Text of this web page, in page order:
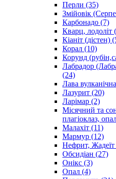
Перли (35)
Змійовік
Карбонадо (7)
Кварц, лодоліт
Кіаніт (дістен)
Корал (10)
Корунд
Лабрадор
(24)
Лава вулканічна
Лазурит (20)
Ларімар (2)
Місячний та
плагіоклаз,
Малахіт (11)
Мармур (12)
Нефрит,
Обсидіан (27)
Онікс (3)
Опал (4)